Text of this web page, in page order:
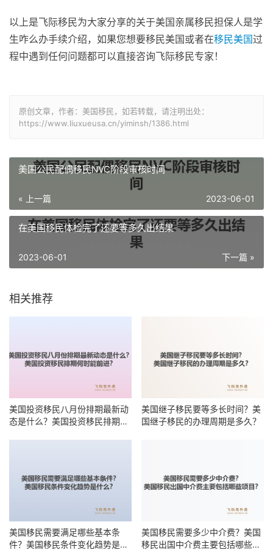
以上是飞际移民为大家分享的关于美国亲属移民担保人是学
生咋么办手续介绍，如果您想要移民美国或者在移民美国过
程中遇到任何问题都可以直接咨询飞际移民专家！
原创文章，作者：美国移民，如若转载，请注明出处：
https://www.liuxueusa.cn/yiminsh/1386.html
美国公民配偶移民NVC阶段审核时间
« 上一篇 2023-06-01
在美国移民体检完了还要等多久出结果
下一篇 »
2023-06-01
相关推荐
美国投资移民八月份排期最新动
态是什么？美国投资移民排期何
美国继子移民要等多长时间？美
国继子移民的办理周期是多久？
美国移民需要满足哪些基本条
件？美国移民条件变化趋势是什
美国移民需要多少中介费？美国
移民出国中介费主要包括哪些项